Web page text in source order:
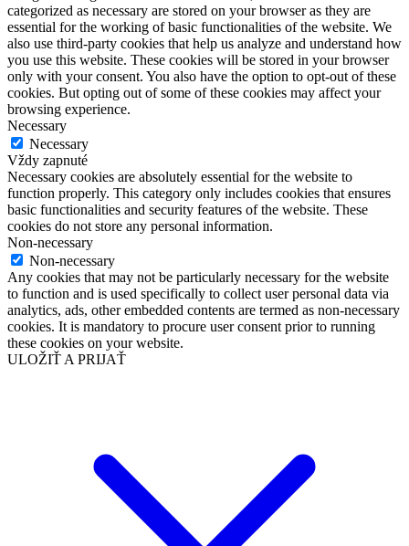
categorized as necessary are stored on your browser as they are
essential for the working of basic functionalities of the website. We
also use third-party cookies that help us analyze and understand how
you use this website. These cookies will be stored in your browser
only with your consent. You also have the option to opt-out of these
cookies. But opting out of some of these cookies may affect your
browsing experience.
Necessary
Necessary
Vždy zapnuté
Necessary cookies are absolutely essential for the website to
function properly. This category only includes cookies that ensures
basic functionalities and security features of the website. These
cookies do not store any personal information.
Non-necessary
Non-necessary
Any cookies that may not be particularly necessary for the website
to function and is used specifically to collect user personal data via
analytics, ads, other embedded contents are termed as non-necessary
cookies. It is mandatory to procure user consent prior to running
these cookies on your website.
ULOŽIŤ A PRIJAŤ